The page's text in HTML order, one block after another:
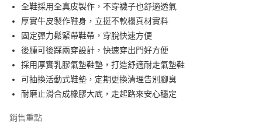
上海商業儲蓄銀行
台北富邦商業銀行
國泰世華商業銀行
兆豐國際商業銀行
臺灣中小企業銀行
台中商業銀行
匯豐（台灣）商業銀行
華泰商業銀行
聯邦商業銀行
遠東國際商業銀行
元大商業銀行
永豐商業銀行
玉山商業銀行
星展（台灣）商業銀行
台新國際商業銀行
中國信託商業銀行
LINE Pay
Apple Pay
街口支付
Google Pay
全盈+PAY
全鞋採用全真皮製作，不穿襪子也舒適透氣
厚實牛皮製作鞋身，立挺不軟榻真材實料
固定彈力鬆緊帶鞋帶，穿脫快速方便
後腫可後踩兩穿設計，快速穿出門好方便
採用厚實乳膠氣墊鞋墊，打造舒適耐走氣墊鞋
可抽換活動式鞋墊，定期更換清理告別腳臭
耐磨止滑合成橡膠大底，走起路來安心穩定
銷售重點